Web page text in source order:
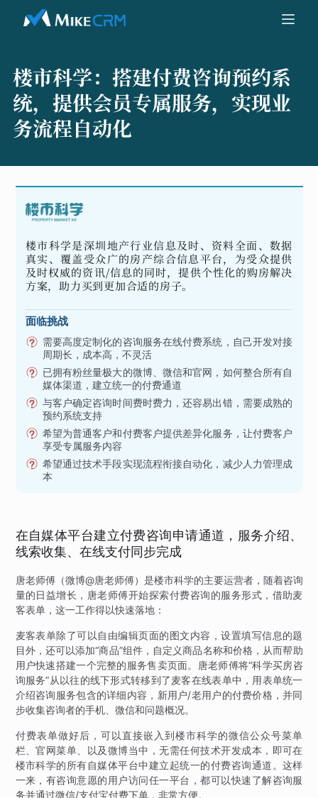
楼市科学： 搭建付费咨询预约系
统，提供会员专属服务，实现业
务流程自动化
楼市科学是深圳地产行业信息及时、资料全面、数据
真实、覆盖受众广的房产综合信息平台，为受众提供
及时权威的资讯/信息的同时，提供个性化的购房解决
方案，助力买到更加合适的房子。
面临挑战
需要高度定制化的咨询服务在线付费系统，自己开发对接
周期长，成本高，不灵活
已拥有粉丝量极大的微博、微信和官网，如何整合所有自
媒体渠道，建立统一的付费通道
与客户确定咨询时间费时费力，还容易出错，需要成熟的
预约系统支持
希望为普通客户和付费客户提供差异化服务，让付费客户
享受专属服务内容
希望通过技术手段实现流程衔接自动化，减少人力管理成
本
在自媒体平台建立付费咨询申请通道，服务介绍、
线索收集、在线支付同步完成
唐老师傅（微博@唐老师傅）是楼市科学的主要运营者，随着咨询
量的日益增长，唐老师傅开始探索付费咨询的服务形式，借助麦
客表单，这一工作得以快速落地：
麦客表单除了可以自由编辑页面的图文内容，设置填写信息的题
目外，还可以添加“商品”组件，自定义商品名称和价格，从而帮助
用户快速搭建一个完整的服务售卖页面。唐老师傅将“科学买房咨
询服务”从以往的线下形式转移到了麦客在线表单中，用表单统一
介绍咨询服务包含的详细内容，新用户/老用户的付费价格，并同
步收集咨询者的手机、微信和问题概况。
付费表单做好后，可以直接嵌入到楼市科学的微信公众号菜单
栏、官网菜单、以及微博当中，无需任何技术开发成本，即可在
楼市科学的所有自媒体平台中建立起统一的付费咨询通道。这样
一来，有咨询意愿的用户访问任一平台，都可以快速了解咨询服
务并通过微信/支付宝付费下单，非常方便。